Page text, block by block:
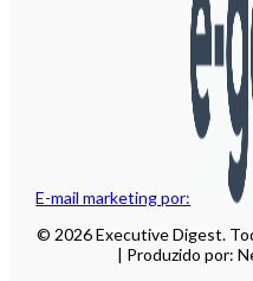
E-mail marketing por:
© 2026 Executive Digest.
| Produzido por: